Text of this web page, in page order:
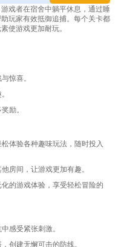
戏者在宿舍中躺平休息，通过睡
玩家有效抵御追捕。每个关卡都
使游戏更加耐玩。
惊喜。
励。
体验各种趣味玩法，随时投入
房间，让游戏更加有趣。
的游戏体验，享受轻松冒险的
感受紧张刺激。
创建无懈可击的防线。